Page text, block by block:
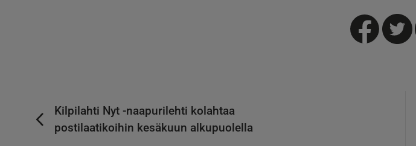
Kilpilahti Nyt -naapurilehti kolahtaa
postilaatikoihin kesäkuun alkupuolella